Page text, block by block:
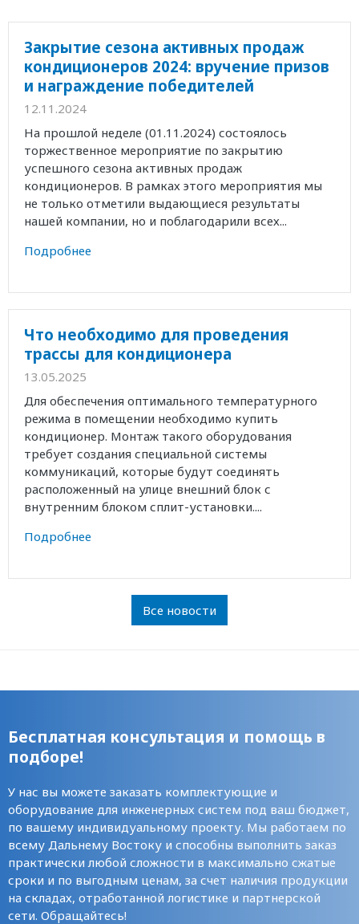
Закрытие сезона активных продаж
кондиционеров 2024: вручение призов
и награждение победителей
12.11.2024
На прошлой неделе (01.11.2024) состоялось
торжественное мероприятие по закрытию
успешного сезона активных продаж
кондиционеров. В рамках этого мероприятия мы
не только отметили выдающиеся результаты
нашей компании, но и поблагодарили всех...
Подробнее
Что необходимо для проведения
трассы для кондиционера
13.05.2025
Для обеспечения оптимального температурного
режима в помещении необходимо купить
кондиционер. Монтаж такого оборудования
требует создания специальной системы
коммуникаций, которые будут соединять
расположенный на улице внешний блок с
внутренним блоком сплит-установки....
Подробнее
Все новости
Бесплатная консультация и помощь в
подборе!
У нас вы можете заказать комплектующие и
оборудование для инженерных систем под ваш бюджет,
по вашему индивидуальному проекту. Мы работаем по
всему Дальнему Востоку и способны выполнить заказ
практически любой сложности в максимально сжатые
сроки и по выгодным ценам, за счет наличия продукции
на складах, отработанной логистике и партнерской
сети. Обращайтесь!